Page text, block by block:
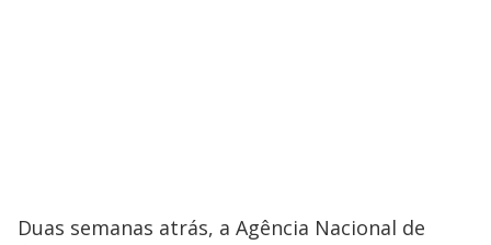
Duas semanas atrás, a Agência Nacional de